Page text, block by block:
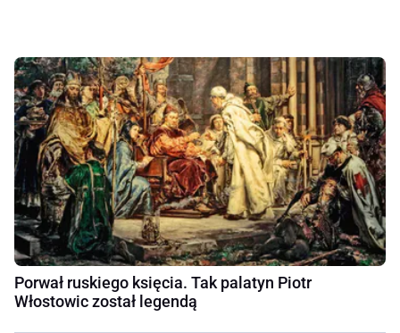
Porwał ruskiego księcia. Tak palatyn Piotr
Włostowic został legendą